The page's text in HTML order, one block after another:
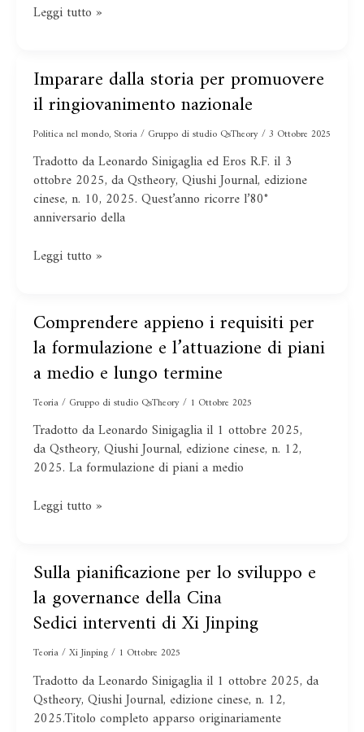
obsoleto
bancarotta
Leggi tutto »
Imparare dalla storia per promuovere
il ringiovanimento nazionale
Politica nel mondo, Storia/ Gruppo di studio QsTheory/3 Ottobre 2025
Tradotto da Leonardo Sinigaglia ed Eros R.F. il 3
ottobre 2025, da Qstheory, Qiushi Journal, edizione
cinese, n. 10, 2025. Quest’anno ricorre l’80°
anniversario della
Imparare
dalla
storia
per
promuovere
il
ringiovanimento
nazionale
Leggi tutto »
Comprendere appieno i requisiti per
la formulazione e l’attuazione di piani
a medio e lungo termine
Teoria/ Gruppo di studio QsTheory/ 1 Ottobre 2025
Tradotto da Leonardo Sinigaglia il 1 ottobre 2025,
da Qstheory, Qiushi Journal, edizione cinese, n. 12,
2025. La formulazione di piani a medio
Comprendere
appieno
i
requisiti
per
la
formulazione
e
l’attuazione
piani
e
lungo
termine
Leggi tutto »
Sulla pianificazione per lo sviluppo e
la governance della Cina
Sedici interventi di Xi Jinping
Teoria/Xi Jinping/ 1 Ottobre 2025
Tradotto da Leonardo Sinigaglia il 1 ottobre 2025, da
Qstheory, Qiushi Journal, edizione cinese, n. 12,
2025.Titolo completo apparso originariamente
Sulla
pianificazione
per
lo
sviluppo
e
la
governance
della
Sedici
interventi
di
Xi
Jinping